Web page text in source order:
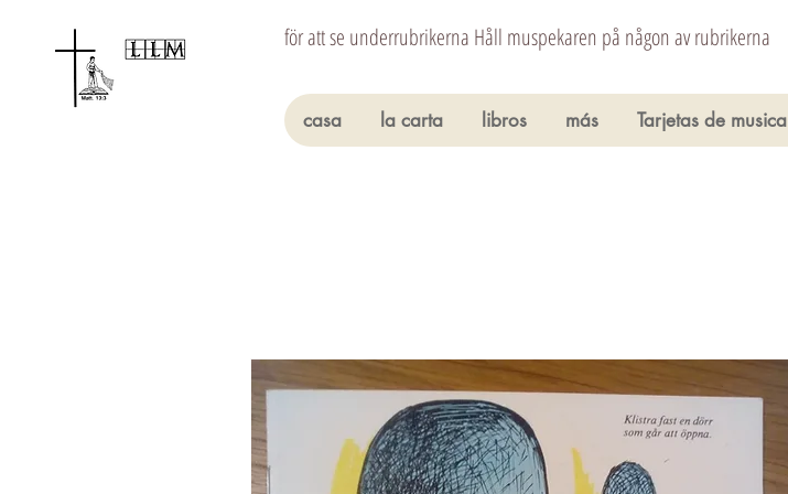
för att se underrubrikerna Håll muspekaren på någon av rubrikerna
casa la carta libros más Tarjetas de musica